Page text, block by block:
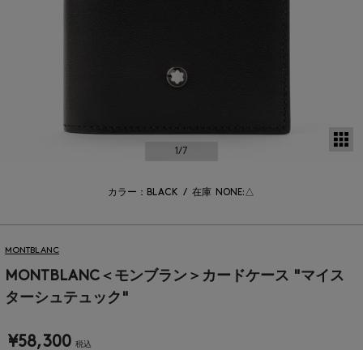
1/7
カラー：BLACK / 在庫 NONE:△
MONTBLANC
MONTBLANC＜モンブラン＞カードケース "マイス
ターシュテュック"
¥58,300 税込